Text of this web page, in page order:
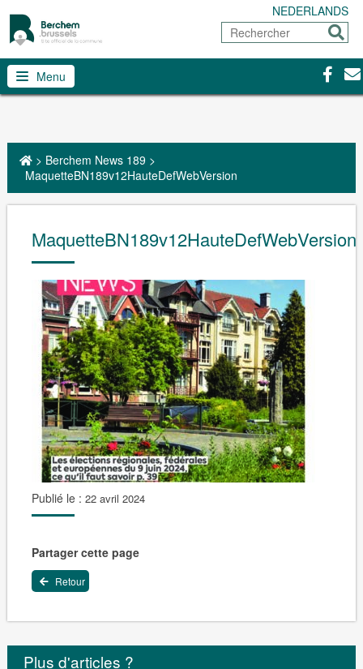
NEDERLANDS
Rechercher
Menu
> Berchem News 189>
MaquetteBN189v12HauteDefWebVersion
MaquetteBN189v12HauteDefWebVersion
Publié le : 22 avril 2024
Partager cette page
Retour
Plus d'articles ?